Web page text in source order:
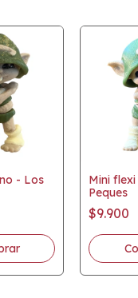
- Los
Mini
Peques
$9.900